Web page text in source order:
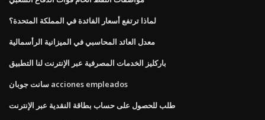
لماذا ترتفع أسعار الفائدة في المملكة المتحدة؟
معدل العائد المحاسبي في الميزانية الرأسمالية
باركليز الخدمات المصرفية عبر الإنترنت لنا التطبيق
سانت جوبان acciones empleados
طلب للحصول على حساب بطاقة النقدية عبر الإنترنت